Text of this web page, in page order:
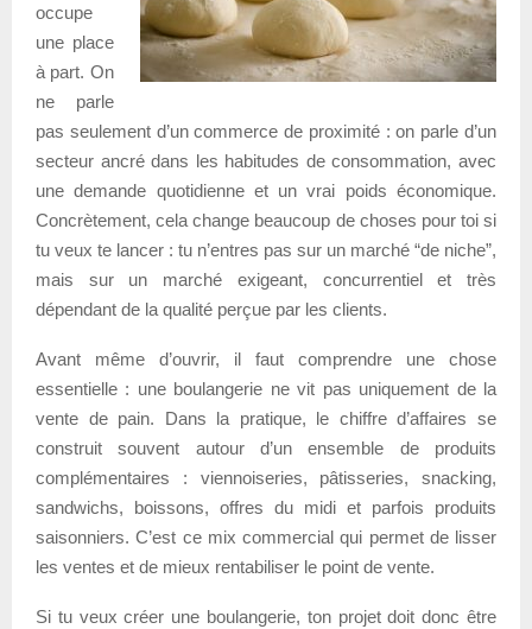
occupe
une place
à part. On
ne parle
pas seulement d’un commerce de proximité : on parle d’un
secteur ancré dans les habitudes de consommation, avec
une demande quotidienne et un vrai poids économique.
Concrètement, cela change beaucoup de choses pour toi si
tu veux te lancer : tu n’entres pas sur un marché “de niche”,
mais sur un marché exigeant, concurrentiel et très
dépendant de la qualité perçue par les clients.
Avant même d’ouvrir, il faut comprendre une chose
essentielle : une boulangerie ne vit pas uniquement de la
vente de pain. Dans la pratique, le chiffre d’affaires se
construit souvent autour d’un ensemble de produits
complémentaires : viennoiseries, pâtisseries, snacking,
sandwichs, boissons, offres du midi et parfois produits
saisonniers. C’est ce mix commercial qui permet de lisser
les ventes et de mieux rentabiliser le point de vente.
Si tu veux créer une boulangerie, ton projet doit donc être